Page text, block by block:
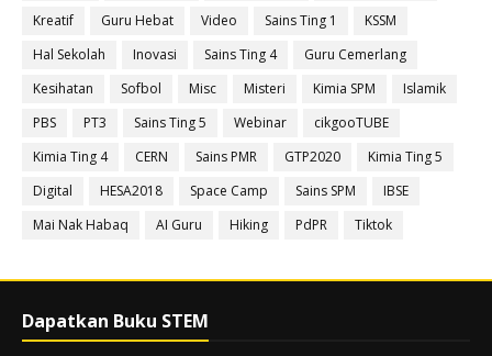
Kreatif
Guru Hebat Video Sains Ting 1
KSSM
Hal Sekolah
Inovasi Sains Ting 4
Guru Cemerlang
Kesihatan
Sofbol Misc Misteri Kimia SPM
Islamik
PBS
PT3 Sains Ting 5 Webinar
cikgooTUBE
Kimia Ting 4
CERN Sains PMR GTP2020
Kimia Ting 5
Digital
HESA2018 Space Camp Sains SPM
IBSE
Mai Nak Habaq
AI Guru Hiking PdPR Tiktok
Dapatkan Buku STEM